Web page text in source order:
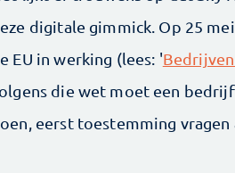
digitale gimmick. Op 25
EU in werking (lees: '
die wet moet een
eerst toestemming vragen